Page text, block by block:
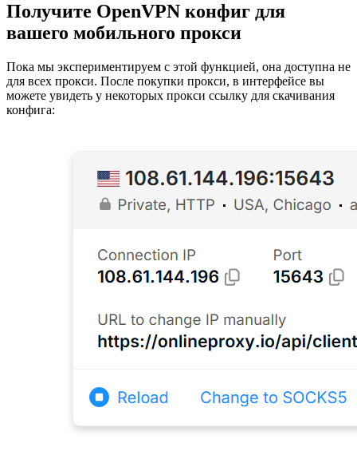
Получите OpenVPN конфиг для
вашего мобильного прокси
Пока мы экспериментируем с этой функцией, она доступна не
для всех прокси. После покупки прокси, в интерфейсе вы
можете увидеть у некоторых прокси ссылку для скачивания
конфига: